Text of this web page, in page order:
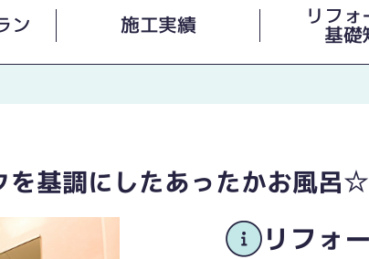
ン 施工実績 リフ
基礎
基調にしたあったかお風呂
リフォ